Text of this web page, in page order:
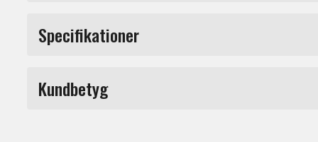
tills du släpper knappen igen. Detta gör
begränsas bara av din egen kreativitet.
Specifikationer
Kundbetyg